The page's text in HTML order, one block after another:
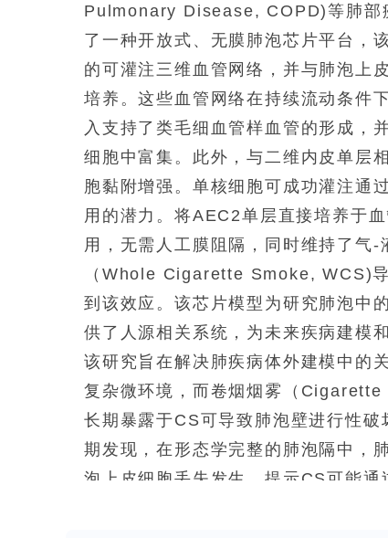
Pulmonary Disease, COPD)等肺部
了一种开放式、无膜肺泡芯片平台，
的可灌注三维血管网络，并与肺泡
培养。这些血管网络在持续流动条件
入支持了类毛细血管样血管的形成，
细胞中富集。此外，与二维内皮单层
胞黏附增强。单核细胞可成功灌注通
用的潜力。将AEC2单层直接培养于
用，无需人工膜阻隔，同时维持了气
（Whole Cigarette Smoke, WCS)
到该效应。该芯片模型为研究肺泡中
供了人源相关系统，为未来疾病建模
该研究旨在解决肺疾病体外建模中的
复杂微环境，而卷烟烟雾（
长期暴露于CS可导致肺泡壁进行性
期发现，在形态学完整的肺泡隔中，
泡上皮细胞丢失发生，提示CS可能